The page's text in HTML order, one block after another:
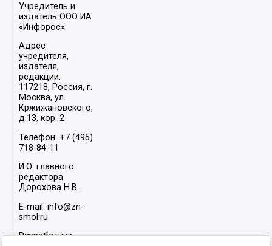
Учредитель и
издатель ООО ИА
«Инфорос».
Адрес
учредителя,
издателя,
редакции:
117218, Россия, г.
Москва, ул.
Кржижановского,
д.13, кор. 2
Телефон: +7 (495)
718-84-11
И.О. главного
редактора
Дорохова Н.В.
E-mail: info@zn-
smol.ru
Разработчик